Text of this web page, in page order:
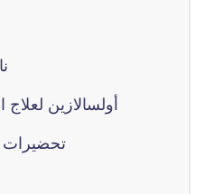
أولسالازين لعلاج
تحضيرات